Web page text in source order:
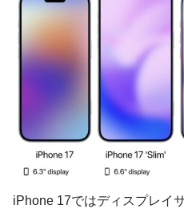
iPhone 17ではディスプレイ